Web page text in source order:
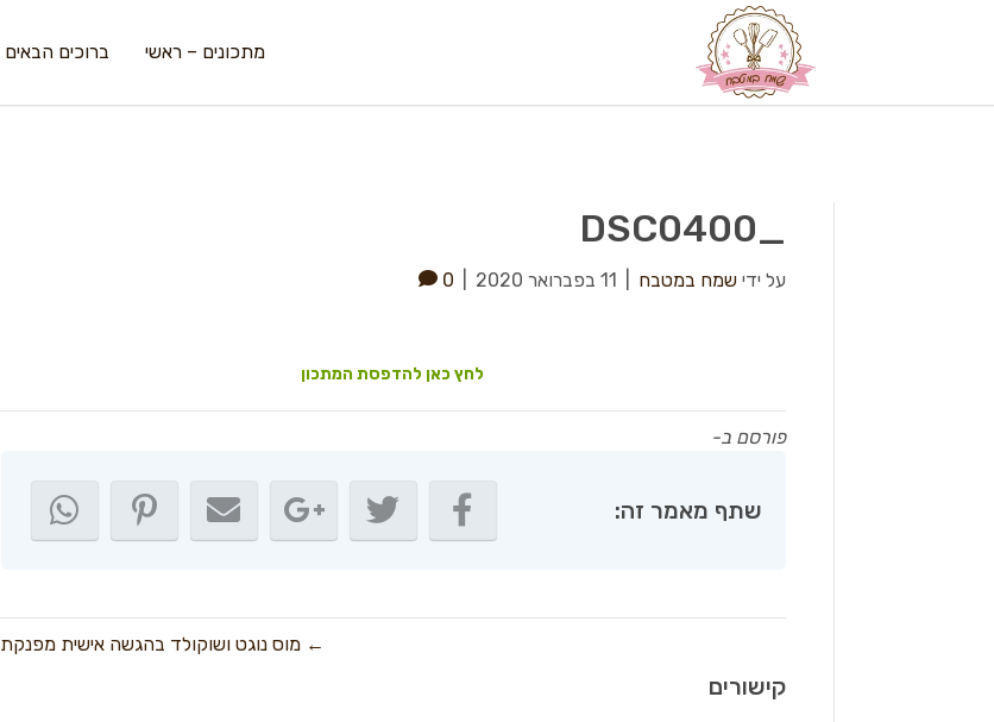
מתכונים – ראשי ברוכים הבאים
_DSC0400
על ידי שמח במטבח 11 בפברואר 2020 0
לחץ כאן להדפסת המתכון
פורסם ב-
שתף מאמר זה:
← מוס נוגט ושוקולד בהגשה אישית מפנקת
קישורים